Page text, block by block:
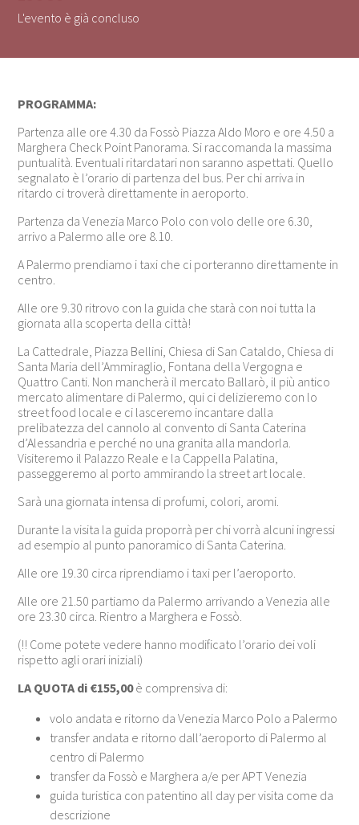
L'evento è già concluso
PROGRAMMA:
Partenza alle ore 4.30 da Fossò Piazza Aldo Moro e ore 4.50 a
Marghera Check Point Panorama. Si raccomanda la massima
puntualità. Eventuali ritardatari non saranno aspettati. Quello
segnalato è l’orario di partenza del bus. Per chi arriva in
ritardo ci troverà direttamente in aeroporto.
Partenza da Venezia Marco Polo con volo delle ore 6.30,
arrivo a Palermo alle ore 8.10.
A Palermo prendiamo i taxi che ci porteranno direttamente in
centro.
Alle ore 9.30 ritrovo con la guida che starà con noi tutta la
giornata alla scoperta della città!
La Cattedrale, Piazza Bellini, Chiesa di San Cataldo, Chiesa di
Santa Maria dell’Ammiraglio, Fontana della Vergogna e
Quattro Canti. Non mancherà il mercato Ballarò, il più antico
mercato alimentare di Palermo, qui ci delizieremo con lo
street food locale e ci lasceremo incantare dalla
prelibatezza del cannolo al convento di Santa Caterina
d’Alessandria e perché no una granita alla mandorla.
Visiteremo il Palazzo Reale e la Cappella Palatina,
passeggeremo al porto ammirando la street art locale.
Sarà una giornata intensa di profumi, colori, aromi.
Durante la visita la guida proporrà per chi vorrà alcuni ingressi
ad esempio al punto panoramico di Santa Caterina.
Alle ore 19.30 circa riprendiamo i taxi per l’aeroporto.
Alle ore 21.50 partiamo da Palermo arrivando a Venezia alle
ore 23.30 circa. Rientro a Marghera e Fossò.
(!! Come potete vedere hanno modificato l’orario dei voli
rispetto agli orari iniziali)
LA QUOTA di €155,00è comprensiva di:
volo andata e ritorno da Venezia Marco Polo a Palermo
transfer andata e ritorno dall’aeroporto di Palermo al
centro di Palermo
transfer da Fossò e Marghera a/e per APT Venezia
guida turistica con patentino all day per visita come da
descrizione